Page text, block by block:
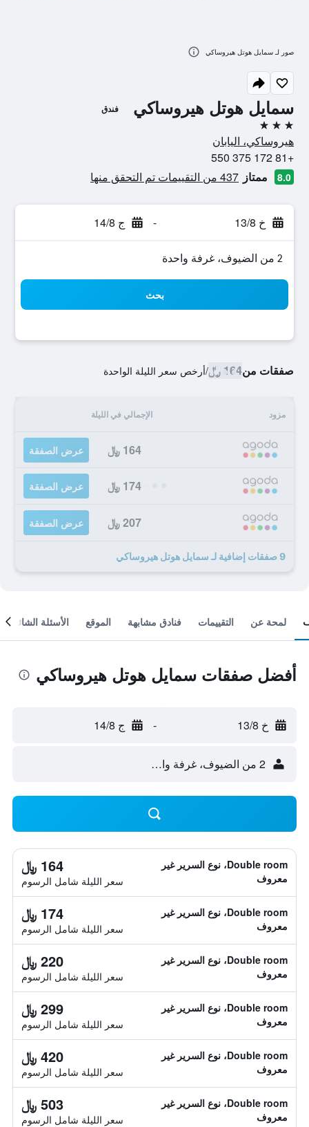
سمايل هوتل هيروساكي فندق
3 نجوم
هيروساكي، اليابان
+81 172 375 550
8.0 ممتاز 437 من التقييمات تم التحقق منها
خ 13/8 - ج 14/8
2 من الضيوف، غرفة واحدة
بحث
صفقات من164 ﷼ /أرخص سعر الليلة الواحدة
مزود الإجمالي في الليلة
164 ﷼ عرض الصفقة
174 ﷼ عرض الصفقة
207 ﷼ عرض الصفقة
9 صفقات إضافية لـ سمايل هوتل هيروساكي
صور لـ سمايل هوتل هيروساكي
لمحة عن التقييمات فنادق مشابهة الموقع الأسئلة الشائعة
أفضل صفقات سمايل هوتل هيروساكي
خ 13/8 - ج 14/8
2 من الضيوف، غرفة واحدة
Double room، نوع السرير غير
معروف
164 ﷼
سعر الليلة شامل الرسوم
Double room، نوع السرير غير
معروف
174 ﷼
سعر الليلة شامل الرسوم
Double room، نوع السرير غير
معروف
220 ﷼
سعر الليلة شامل الرسوم
Double room، نوع السرير غير
معروف
299 ﷼
سعر الليلة شامل الرسوم
Double room، نوع السرير غير
معروف
420 ﷼
سعر الليلة شامل الرسوم
Double room، نوع السرير غير
معروف
503 ﷼
سعر الليلة شامل الرسوم